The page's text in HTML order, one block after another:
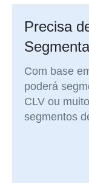
Precisa
Com base
poderá
CLV ou
segmentos